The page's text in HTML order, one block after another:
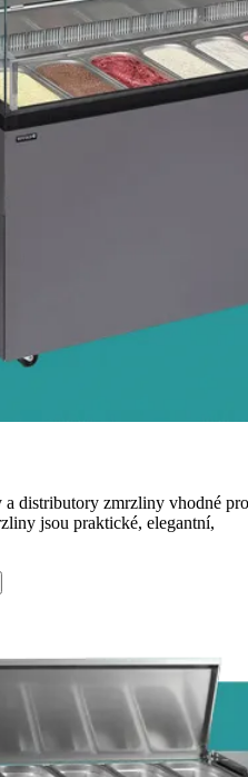
distributory zmrzliny vhodné pro
jsou praktické, elegantní,